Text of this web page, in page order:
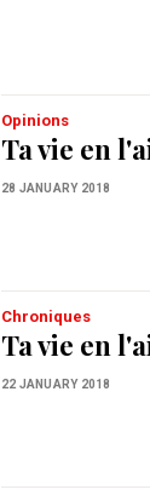
Opinions
Ta vie en
28 JANUARY 2018
Chroniques
Ta vie en
22 JANUARY 2018